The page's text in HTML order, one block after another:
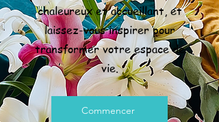
chaleureux et accueillant, et
laissez-vous inspirer pour
transformer votre espace de
vie.
Commencer